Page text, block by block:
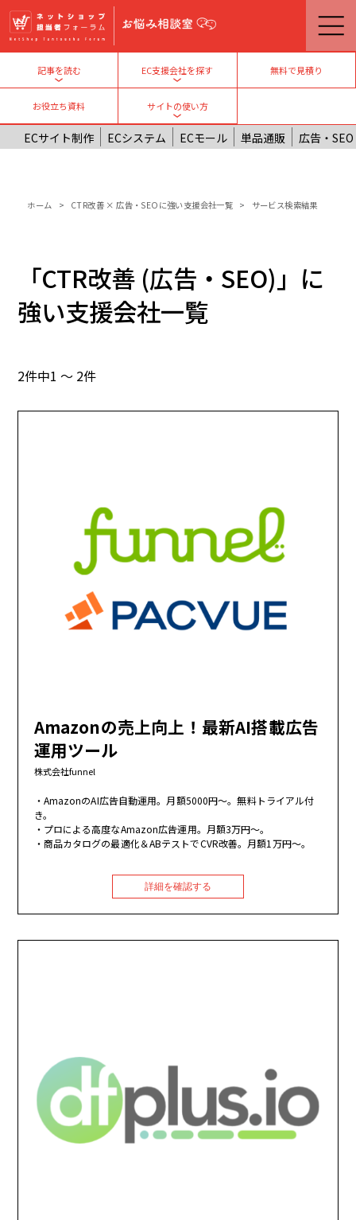
メインコンテンツに移動
記事を読む
Toggle submenu
EC支援会社を探す
Toggle submenu
無料で見積り
お役立ち資料
サイトの使い方
Toggle submenu
ECサイト制作 ECシステム ECモール 単品通販 広告・SEO
パンくず
ホーム CTR改善 × 広告・SEOに強い支援会社一覧 サービス検索結果
「CTR改善 (広告・SEO)」に
強い支援会社一覧
2件中1 ～ 2件
Amazonの売上向上！最新AI搭載広告
運用ツール
株式会社funnel
AmazonのAI広告自動運用。月額5000円～。無料トライアル付
き。
プロによる高度なAmazon広告運用。月額3万円～。
商品カタログの最適化＆ABテストでCVR改善。月額1万円～。
詳細を確認する